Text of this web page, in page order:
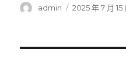
作
admin
發
2025 年 7 月 15